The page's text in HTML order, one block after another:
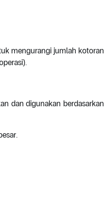
mengurangi jumlah kotoran
dan digunakan berdasarkan